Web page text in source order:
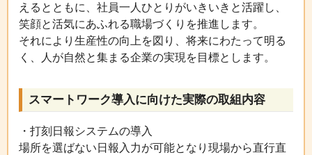
えるとともに、社員一人ひとりがいきいきと活躍し、
笑顔と活気にあふれる職場づくりを推進します。
それにより生産性の向上を図り、将来にわたって明る
く、人が自然と集まる企業の実現を目標とします。
スマートワーク導入に向けた実際の取組内容
・打刻日報システムの導入
場所を選ばない日報入力が可能となり現場から直行直